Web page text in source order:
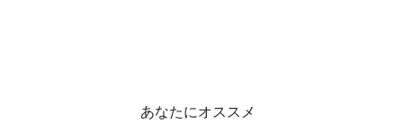
あなたにオススメ